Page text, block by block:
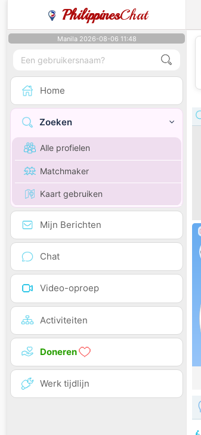
PhilippinesChat
Manila 2026-08-06 11:48
Home
Zoeken
Alle profielen
Matchmaker
Kaart gebruiken
Mijn Berichten
Chat
Video-oproep
Activiteiten
Doneren
Werk tijdlijn